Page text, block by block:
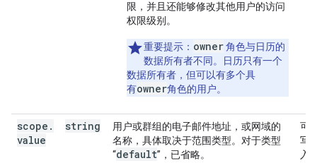
限，并且还能够修改其他用户的访问
权限级别。
重要提示： owner角色与日历的
数据所有者不同。日历只有一个
数据所有者，但可以有多个具
有owner角色的用户。
scope .
value
string
用户或群组的电子邮件地址，或网域的
名称，具体取决于范围类型。对于类型
“default”，已省略。
可
写
入